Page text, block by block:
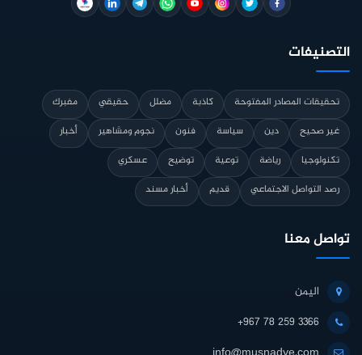
التصنيفات
تحقيقات المصادر المفتوحة كاذبة مضلل حقيقي
مفبرك
غير صحيح
دين سياسة فنون نجوم ومشاهير
أخبار
تكنولوجيا
رياضة توعية توضيح
عسكري
رصد التواصل الاجتماعي
قديم أخبار مسند
تواصل معنا
اليمن
+967 78 259 3366